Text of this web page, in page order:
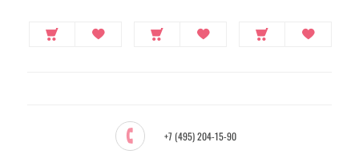
+7 (495) 204-15-90